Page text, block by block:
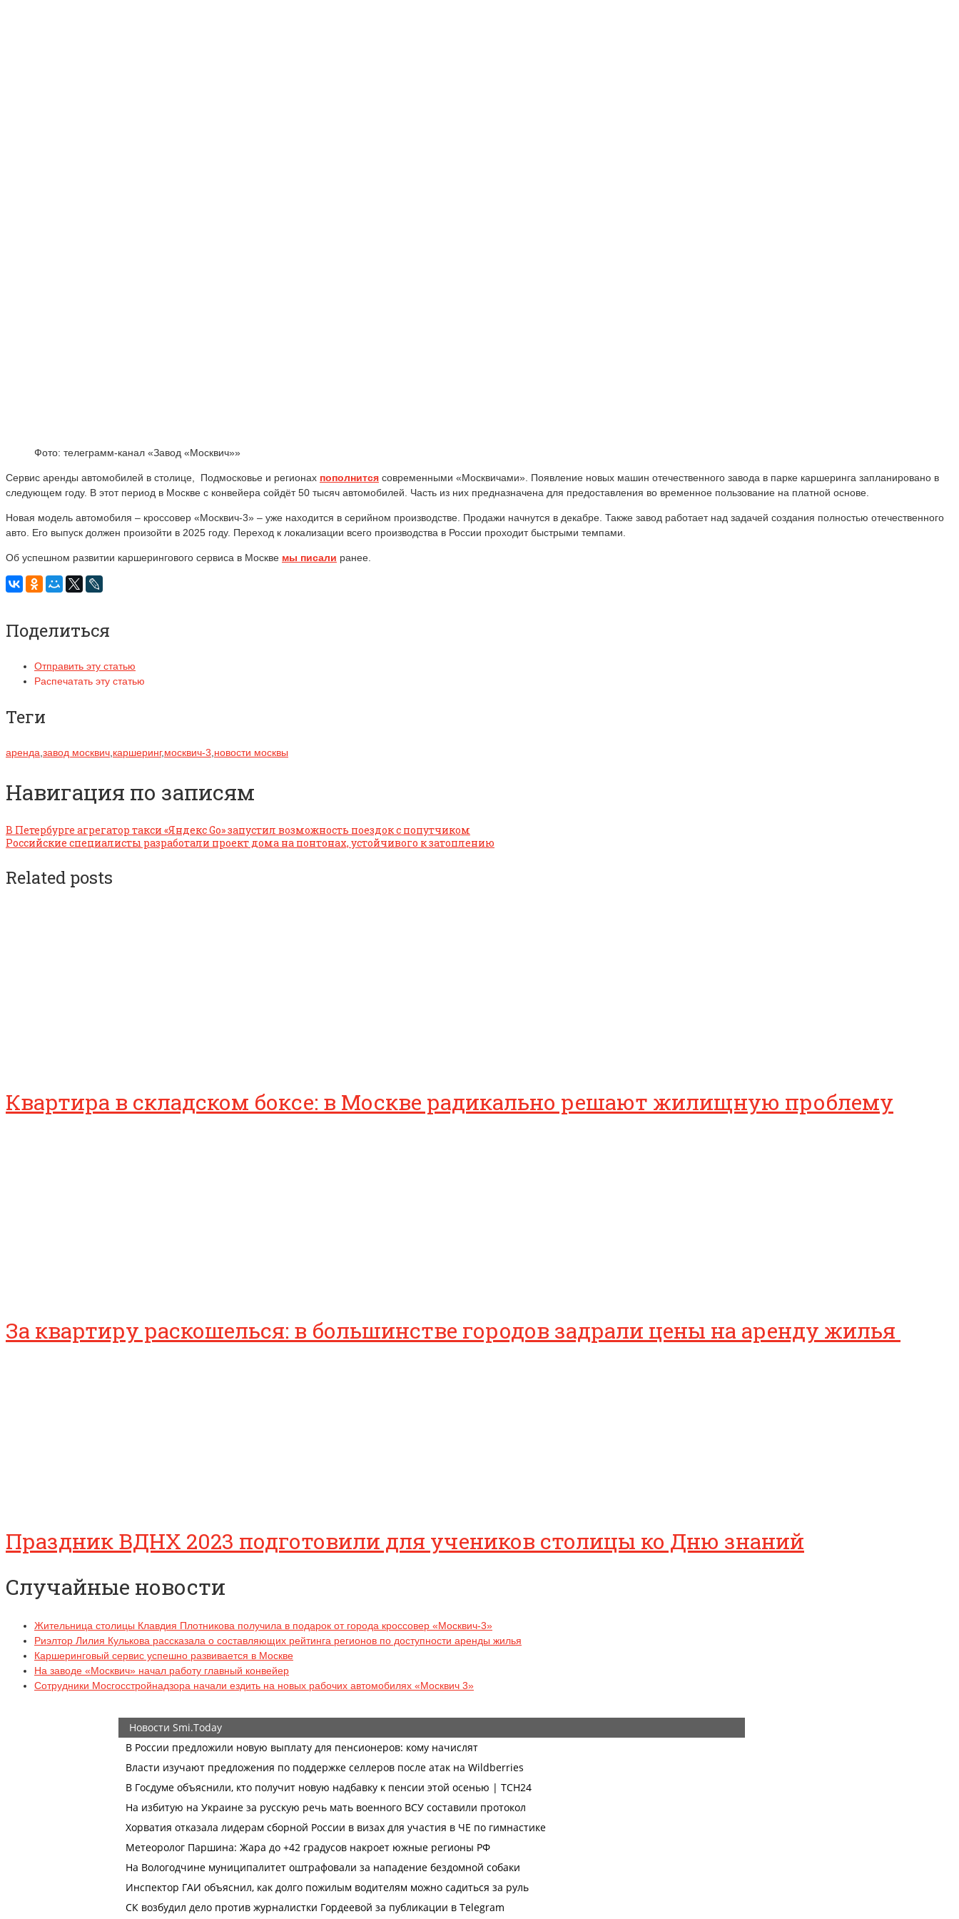
Фото: телеграмм-канал «Завод «Москвич»»
Сервис аренды автомобилей в столице, Подмосковье и регионах пополнится современными «Москвичами». Появление новых машин отечественного завода в парке каршеринга запланировано в
следующем году. В этот период в Москве с конвейера сойдёт 50 тысяч автомобилей. Часть из них предназначена для предоставления во временное пользование на платной основе.
Новая модель автомобиля – кроссовер «Москвич-3» – уже находится в серийном производстве. Продажи начнутся в декабре. Также завод работает над задачей создания полностью отечественного
авто. Его выпуск должен произойти в 2025 году. Переход к локализации всего производства в России проходит быстрыми темпами.
Об успешном развитии каршерингового сервиса в Москве мы писали ранее.
Поделиться
Отправить эту статью
Распечатать эту статью
Теги
аренда завод москвич каршеринг,москвич-3 новости москвы
Навигация по записям
В Петербурге агрегатор такси «Яндекс Go» запустил возможность поездок с попутчиком
Российские специалисты разработали проект дома на понтонах, устойчивого к затоплению
Related posts
Квартира в складском боксе: в Москве радикально решают жилищную проблему
За квартиру раскошелься: в большинстве городов задрали цены на аренду жилья
Праздник ВДНХ 2023 подготовили для учеников столицы ко Дню знаний
Случайные новости
Жительница столицы Клавдия Плотникова получила в подарок от города кроссовер «Москвич-3»
Риэлтор Лилия Кулькова рассказала о составляющих рейтинга регионов по доступности аренды жилья
Каршеринговый сервис успешно развивается в Москве
На заводе «Москвич» начал работу главный конвейер
Сотрудники Мосгосстройнадзора начали ездить на новых рабочих автомобилях «Москвич 3»